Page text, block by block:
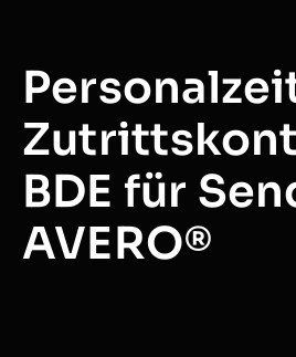
BDE für
AVERO®